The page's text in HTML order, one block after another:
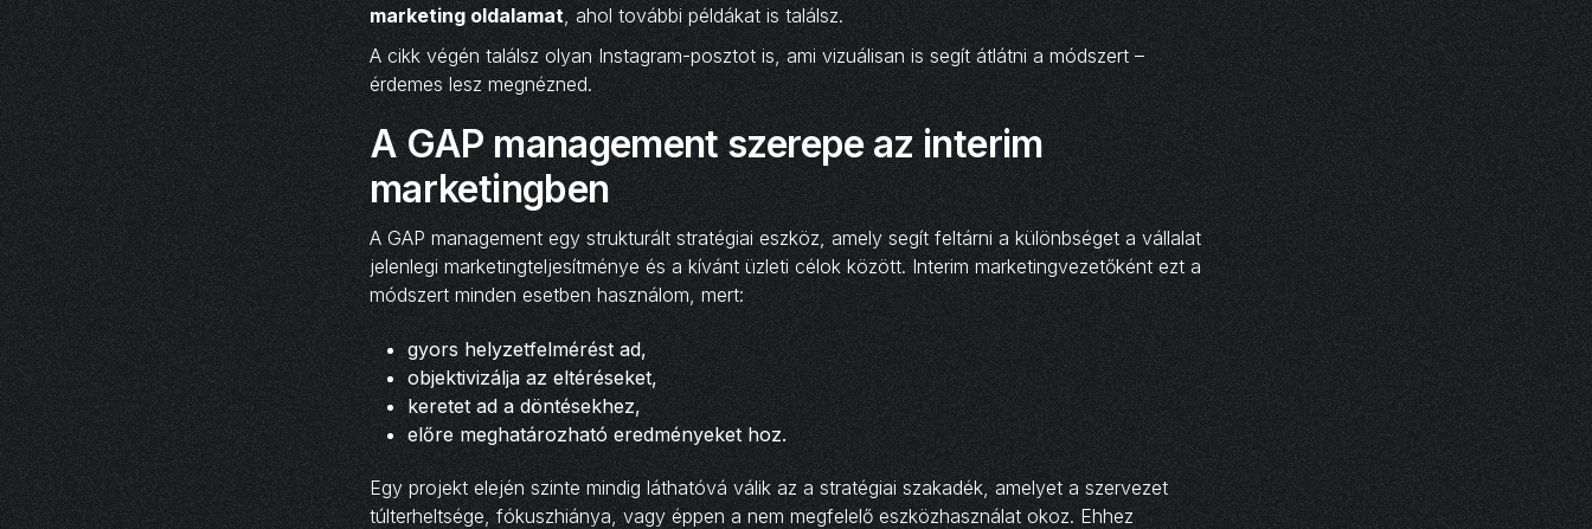
marketing oldalamat , ahol további példákat is találsz.
A cikk végén találsz olyan Instagram-posztot is, ami vizuálisan is segít átlátni a módszert –
érdemes lesz megnézned.
A GAP management szerepe az interim
marketingben
A GAP management egy strukturált stratégiai eszköz, amely segít feltárni a különbséget a vállalat
jelenlegi marketingteljesítménye és a kívánt üzleti célok között. Interim marketingvezetőként ezt a
módszert minden esetben használom, mert:
gyors helyzetfelmérést ad,
objektivizálja az eltéréseket,
keretet ad a döntésekhez,
előre meghatározható eredményeket hoz.
Egy projekt elején szinte mindig láthatóvá válik az a stratégiai szakadék, amelyet a szervezet
túlterheltsége, fókuszhiánya, vagy éppen a nem megfelelő eszközhasználat okoz. Ehhez